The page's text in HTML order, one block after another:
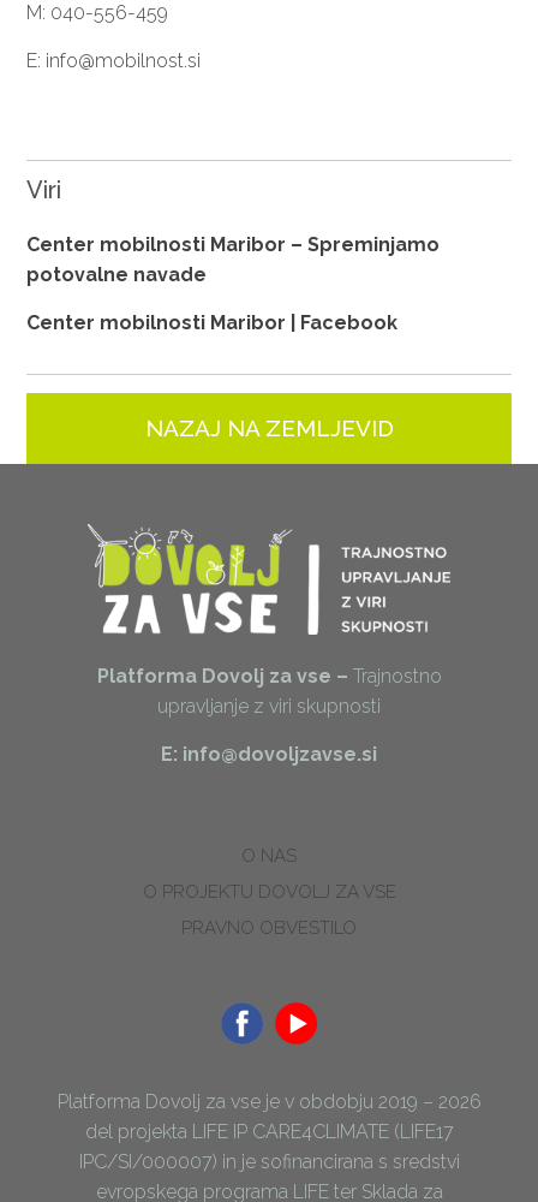
M: 040-556-459
E: info@mobilnost.si
Viri
Center mobilnosti Maribor – Spreminjamo
potovalne navade
Center mobilnosti Maribor | Facebook
NAZAJ NA ZEMLJEVID
Platforma Dovolj za vse – Trajnostno
upravljanje z viri skupnosti
E: info@dovoljzavse.si
O NAS
O PROJEKTU DOVOLJ ZA VSE
PRAVNO OBVESTILO
Platforma Dovolj za vse je v obdobju 2019 – 2026
del projekta LIFE IP CARE4CLIMATE (LIFE17
IPC/SI/000007) in je sofinancirana s sredstvi
evropskega programa LIFE ter Sklada za